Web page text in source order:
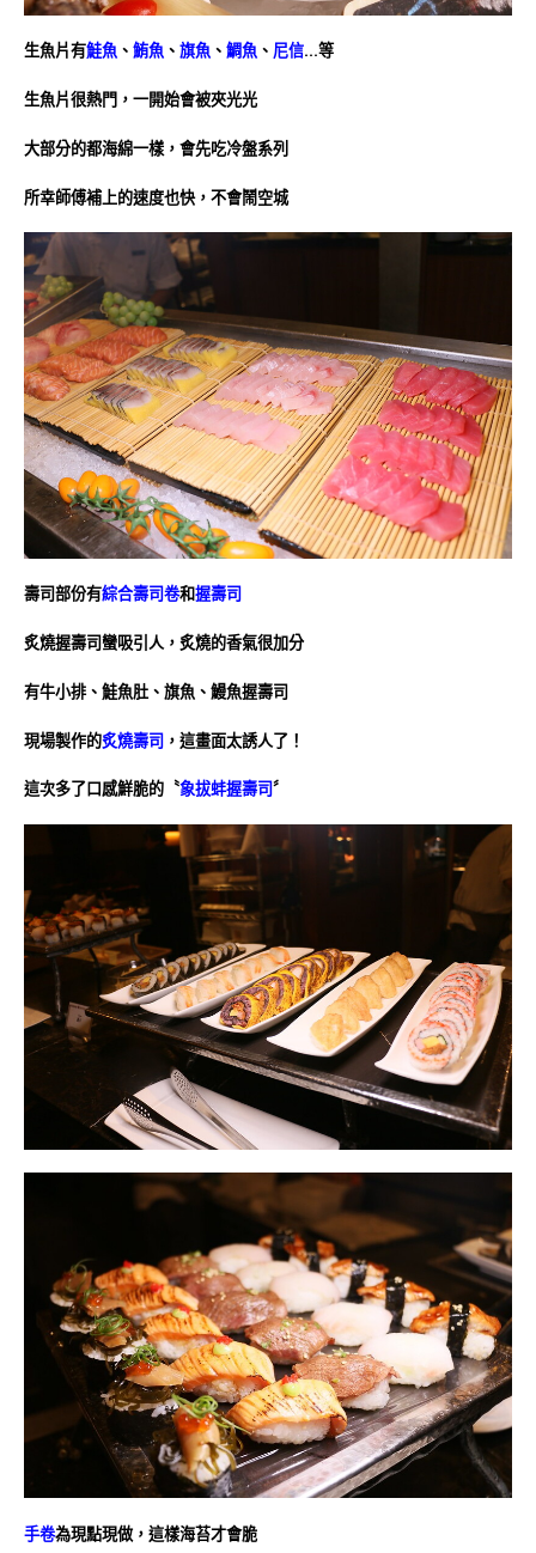
生魚片有鮭魚 、 鮪魚 、 旗魚 、 鯛魚 、 尼信…等
生魚片很熱門，一開始會被夾光光
大部分的都海綿一樣，會先吃冷盤系列
所幸師傅補上的速度也快，不會鬧空城
壽司部份有綜合壽司卷和握壽司
炙燒握壽司蠻吸引人，炙燒的香氣很加分
有牛小排、鮭魚肚、旗魚、鰻魚握壽司
現場製作的炙燒壽司 ，這畫面太誘人了！
這次多了口感鮮脆的〝象拔蚌握壽司〞
手卷為現點現做，這樣海苔才會脆